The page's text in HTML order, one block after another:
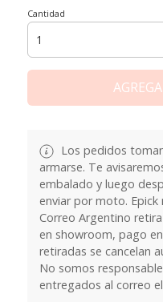
Cantidad
Los pedidos
armarse. Te
embalado y luego
enviar por moto. Epick
Correo Argentino
en showroom, pago
retiradas se cancelan
No somos
entregados al correo